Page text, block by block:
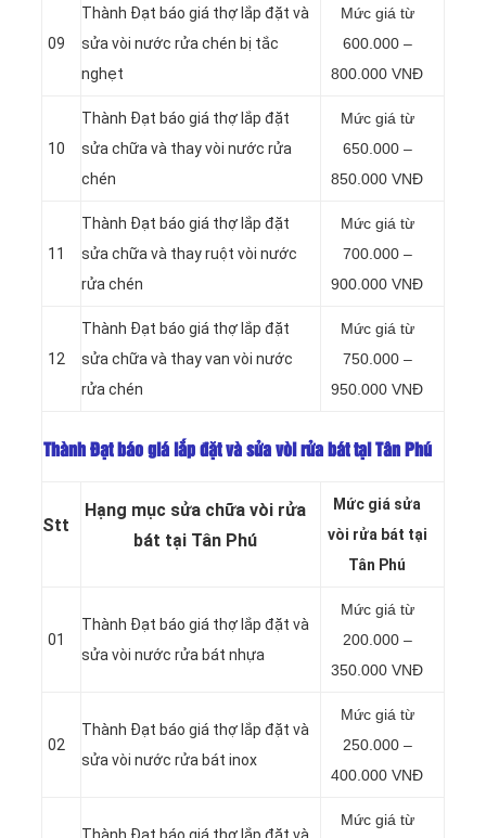
09
Thành Đạt báo giá thợ lắp đặt và
sửa vòi nước rửa chén bị tắc
nghẹt
Mức giá từ
600.000 –
800.000 VNĐ
10
Thành Đạt báo giá thợ lắp đặt
sửa chữa và thay vòi nước rửa
chén
Mức giá từ
650.000 –
850.000 VNĐ
11
Thành Đạt báo giá thợ lắp đặt
sửa chữa và thay ruột vòi nước
rửa chén
Mức giá từ
700.000 –
900.000 VNĐ
12
Thành Đạt báo giá thợ lắp đặt
sửa chữa và thay van vòi nước
rửa chén
Mức giá từ
750.000 –
950.000 VNĐ
Thành Đạt báo giá lắp đặt và sửa vòi rửa bát tại Tân Phú
Stt
Hạng mục sửa chữa vòi rửa
bát tại Tân Phú
Mức giá sửa
vòi rửa bát tại
Tân Phú
01
Thành Đạt báo giá thợ lắp đặt và
sửa vòi nước rửa bát nhựa
Mức giá từ
200.000 –
350.000 VNĐ
02
Thành Đạt báo giá thợ lắp đặt và
sửa vòi nước rửa bát inox
Mức giá từ
250.000 –
400.000 VNĐ
Mức giá từ